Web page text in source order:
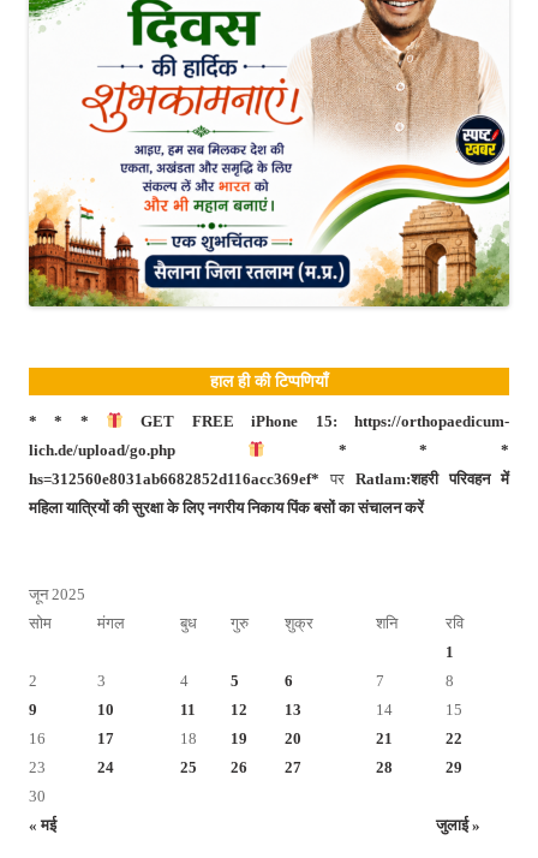
हाल ही की टिप्पणियाँ
* * *
GET FREE iPhone 15: https://orthopaedicum-
lich.de/upload/go.php
* * *
hs=312560e8031ab6682852d116acc369ef* पर Ratlam:शहरी परिवहन में
महिला यात्रियों की सुरक्षा के लिए नगरीय निकाय पिंक बसों का संचालन करें
जून 2025
सोम
मंगल बुध गुरु शुक्र शनि रवि
« मई जुलाई »
1
2
3 4 5 6 7
8
9
10 11 12 13 14
15
16
17 18 19 20 21
22
23
24 25 26 27 28
29
30